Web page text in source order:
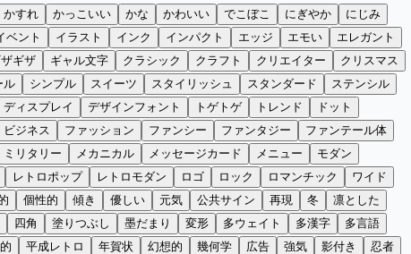
かすれ かっこいい かな かわいい でこぼこ にぎやか
にじみ
ベント イラスト インク インパクト エッジ エモい
エレガント
ギザ ギャル文字 クラシック クラフト クリエイター
クリスマス
ル シンプル スイーツ スタイリッシュ スタンダード
ステンシル
ディスプレイ デザインフォント トゲトゲ トレンド
ドット
ビジネス ファッション ファンシー ファンタジー
ファンテール体
ミリタリー メカニカル メッセージカード メニュー
モダン
レトロポップ レトロモダン ロゴ ロック ロマンチック
ワイド
個性的 傾き 優しい 元気 公共サイン 再現 冬
凛とした
四角 塗りつぶし 墨だまり 変形 多ウェイト 多漢字
多言語
平成レトロ 年賀状 幻想的 幾何学 広告 強気 影付き
忍者